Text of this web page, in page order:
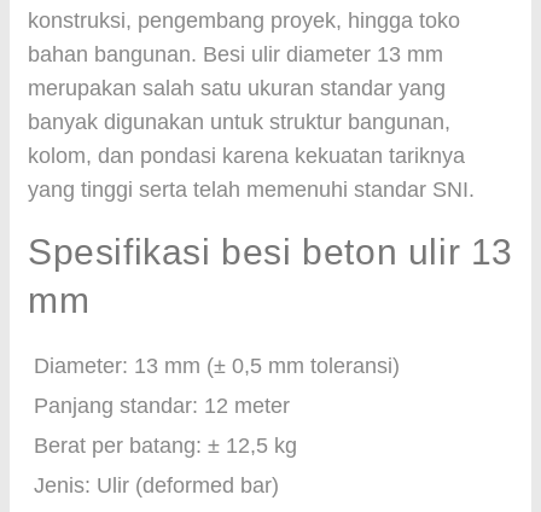
konstruksi, pengembang proyek, hingga toko
bahan bangunan. Besi ulir diameter 13 mm
merupakan salah satu ukuran standar yang
banyak digunakan untuk struktur bangunan,
kolom, dan pondasi karena kekuatan tariknya
yang tinggi serta telah memenuhi standar SNI.
Spesifikasi besi beton ulir 13
mm
Diameter: 13 mm (± 0,5 mm toleransi)
Panjang standar: 12 meter
Berat per batang: ± 12,5 kg
Jenis: Ulir (deformed bar)